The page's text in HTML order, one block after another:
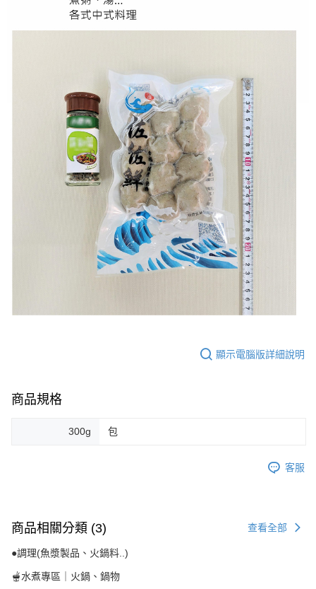
顯示電腦版詳細說明
商品規格
300g 包
客服
商品相關分類 (3) 查看全部
●調理(魚漿製品、火鍋料..)
🫕水煮專區｜火鍋、鍋物